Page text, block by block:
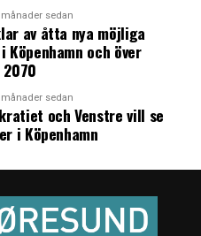
månader sedan
av åtta nya möjliga
och över
månader sedan
och Venstre vill se
i Köpenhamn